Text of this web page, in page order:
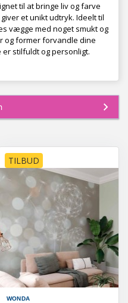
til at bringe liv og farve
et unikt udtryk. Ideelt til
vægge med noget smukt og
og former forvandle dine
stilfuldt og personligt.
TILBUD
WONDA